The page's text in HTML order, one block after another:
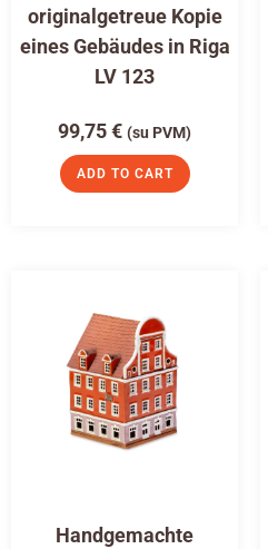
originalgetreue Kopie
eines Gebäudes in Riga
LV 123
99,75€ (su PVM)
ADD TO CART
Handgemachte